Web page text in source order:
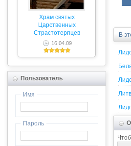
Храм святых
Царственных
Страстотерпцев
16.04.09
Пользователь
Имя
Пароль
В